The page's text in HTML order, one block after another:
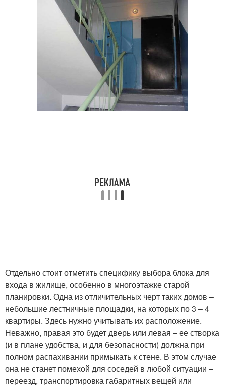
Отдельно стоит отметить специфику выбора блока для
входа в жилище, особенно в многоэтажке старой
планировки. Одна из отличительных черт таких домов –
небольшие лестничные площадки, на которых по 3 – 4
квартиры. Здесь нужно учитывать их расположение.
Неважно, правая это будет дверь или левая – ее створка
(и в плане удобства, и для безопасности) должна при
полном распахивании примыкать к стене. В этом случае
она не станет помехой для соседей в любой ситуации –
переезд, транспортировка габаритных вещей или